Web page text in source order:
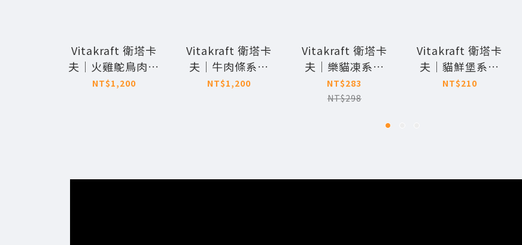
Vitakraft 衛塔卡
夫｜火雞鴕鳥肉條
低敏配方 12g 30
NT$1,200
Vitakraft 衛塔卡
夫｜牛肉條系列
12g 30條入 (羊肉/
NT$1,200
Vitakraft 衛塔卡
夫｜樂貓凍系列
15g/6入裝 (雞肉
火雞肉/鮭魚鰈魚)
NT$283
NT$298
Vitakraft 衛塔卡
夫｜貓鮮堡系列
40g 2包 (鮮魚/紅
NT$210